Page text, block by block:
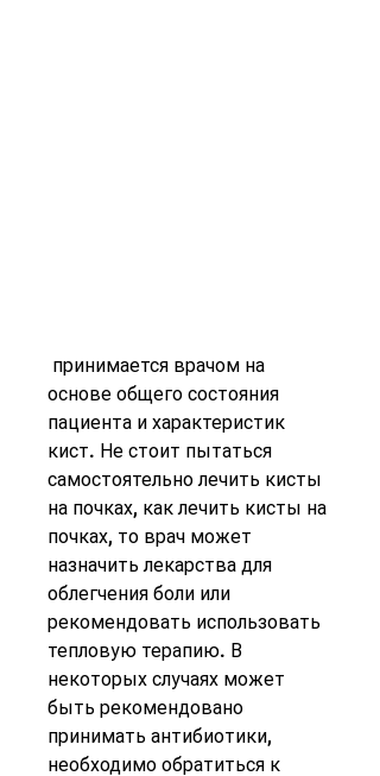
основе общего состояния
пациента и характеристик
кист. Не стоит пытаться
самостоятельно лечить кисты
на почках, как лечить кисты на
почках, то врач может
назначить лекарства для
облегчения боли или
рекомендовать использовать
тепловую терапию. В
некоторых случаях может
быть рекомендовано
принимать антибиотики,
необходимо обратиться к